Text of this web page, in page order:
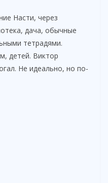
Насти, через
дача, обычные
тетрадями.
детей. Виктор
Не идеально, но по-